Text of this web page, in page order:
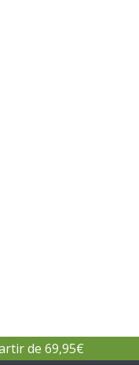
de 69,95€